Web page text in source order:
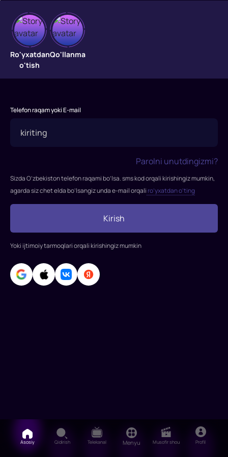
Qor
tozalovchi
tozalovchi"
2019-
tasvirga
Petter
Muland
Rollarda:
Nison,
Laura
Emmi
Rossum,
Ro'yxatdan
o'tish
Qo'llanma
Telefon raqam yoki E-mail
Parolni unutdingizmi?
Sizda O’zbekiston telefon raqami bo’lsa. sms kod orqali kirishingiz mumkin,
agarda siz chet elda bo’lsangiz unda e-mail orqali ro’yxatdan o’ting
Kirish
Yoki ijtimoiy tarmoqlari orqali kirishingiz mumkin
Asosiy Qidirish Telekanal Menyu Musofir shou Profil